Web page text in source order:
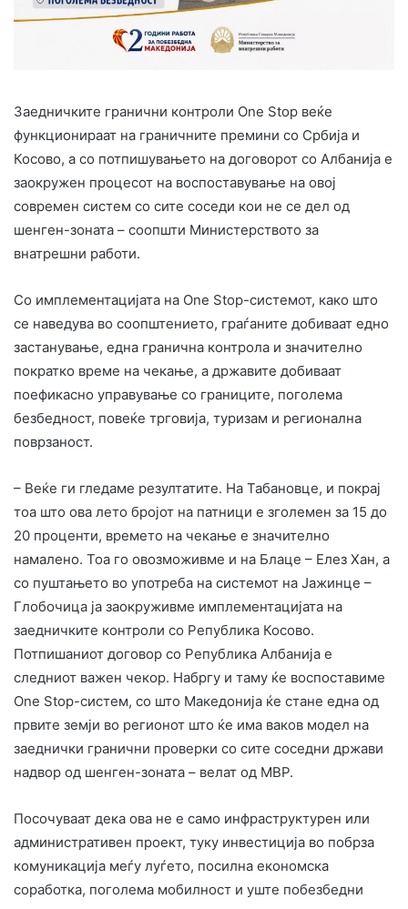
Заедничките гранични контроли One Stop веќе
функционираат на граничните премини со Србија и
Косово, а со потпишувањето на договорот со Албанија е
заокружен процесот на воспоставување на овој
современ систем со сите соседи кои не се дел од
шенген-зоната – соопшти Министерството за
внатрешни работи.
Со имплементацијата на One Stop-системот, како што
се наведува во соопштението, граѓаните добиваат едно
застанување, една гранична контрола и значително
пократко време на чекање, а државите добиваат
поефикасно управување со границите, поголема
безбедност, повеќе трговија, туризам и регионална
поврзаност.
– Веќе ги гледаме резултатите. На Табановце, и покрај
тоа што ова лето бројот на патници е зголемен за 15 до
20 проценти, времето на чекање е значително
намалено. Тоа го овозможивме и на Блаце – Елез Хан, а
со пуштањето во употреба на системот на Јажинце –
Глобочица ја заокруживме имплементацијата на
заедничките контроли со Република Косово.
Потпишаниот договор со Република Албанија е
следниот важен чекор. Набргу и таму ќе воспоставиме
One Stop-систем, со што Македонија ќе стане една од
првите земји во регионот што ќе има ваков модел на
заеднички гранични проверки со сите соседни држави
надвор од шенген-зоната – велат од МВР.
Посочуваат дека ова не е само инфраструктурен или
административен проект, туку инвестиција во побрза
комуникација меѓу луѓето, посилна економска
соработка, поголема мобилност и уште побезбедни